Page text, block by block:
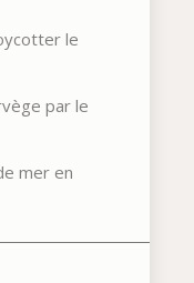
le
par le
mer en